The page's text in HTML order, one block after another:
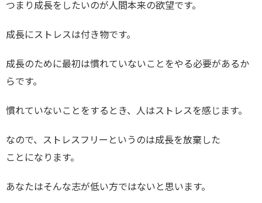
つまり成長をしたいのが人間本来の欲望です。
成長にストレスは付き物です。
成長のために最初は慣れていないことをやる必要があるか
らです。
慣れていないことをするとき、人はストレスを感じます。
なので、ストレスフリーというのは成長を放棄した
ことになります。
あなたはそんな志が低い方ではないと思います。